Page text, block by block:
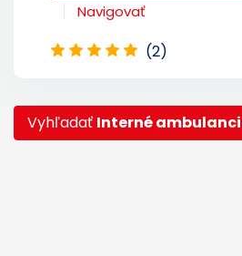
Navigovať
(2)
Vyhľadať Interné